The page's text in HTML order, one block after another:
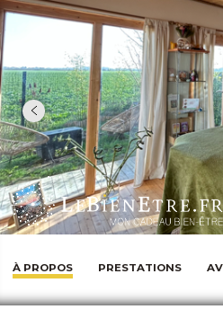
À PROPOS PRESTATIONS